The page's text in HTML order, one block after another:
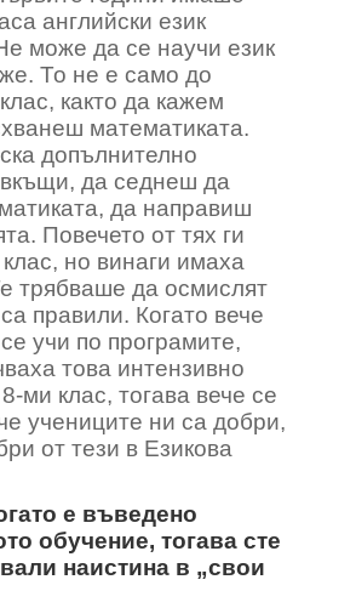
английски език
може да се научи език
То не е само до
както да кажем
математиката.
допълнително
да седнеш да
да направиш
Повечето от тях ги
но винаги имаха
трябваше да осмислят
правили. Когато вече
учи по програмите,
това интензивно
ми клас, тогава вече се
учениците ни са добри,
от тези в Езикова
е въведено
обучение, тогава сте
наистина в „свои